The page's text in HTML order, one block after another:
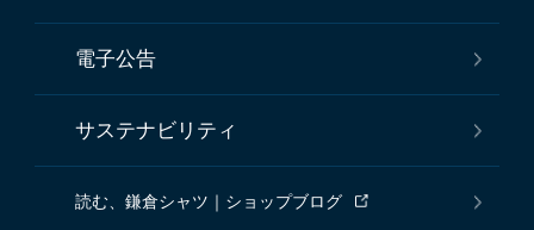
電子公告
サステナビリティ
読む、鎌倉シャツ｜ショップブログ